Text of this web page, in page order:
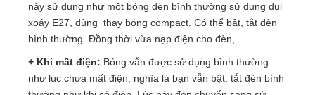
này sử dụng như một bóng đèn bình thường sử dụng đui
xoáy E27, dùng thay bóng compact. Có thể bật, tắt đèn
bình thường. Đồng thời vừa nạp điện cho đèn,
+ Khi mất điện: Bóng vẫn được sử dụng bình thường
như lúc chưa mất điện, nghĩa là bạn vẫn bật, tắt đèn bình